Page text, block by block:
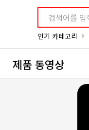
인기 카테고리 arrow_right
제품 동영상